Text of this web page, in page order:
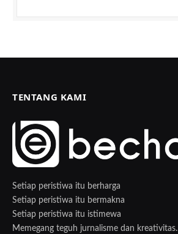
TENTANG KAMI
Setiap peristiwa itu berharga
Setiap peristiwa itu bermakna
Setiap peristiwa itu istimewa
Memegang teguh jurnalisme dan kreativitas.